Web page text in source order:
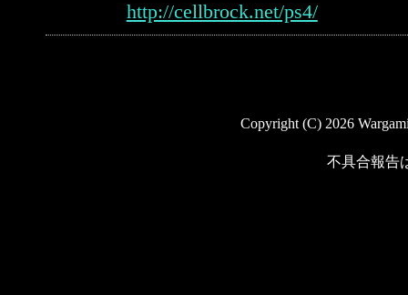
http://cellbrock.net/ps4/
Copyright (C) 2026
不具合報告